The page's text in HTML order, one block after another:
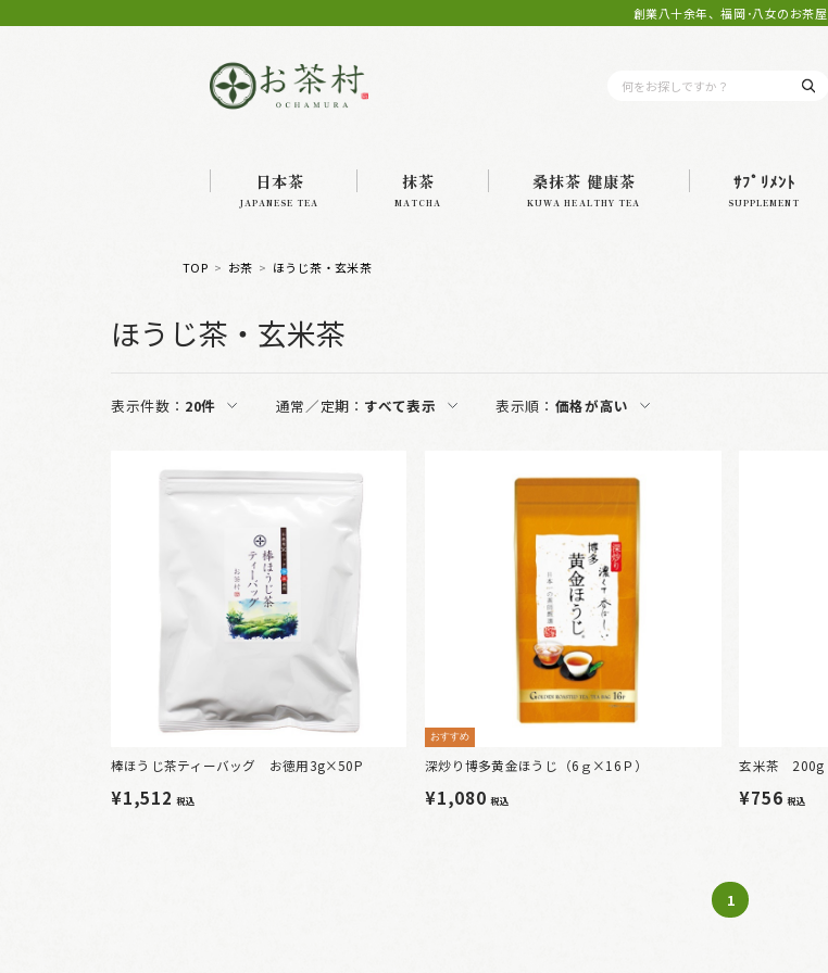
創業八十余年、福岡･八女のお茶屋
日本茶
JAPANESE TEA
抹茶
MATCHA
桑抹茶 健康茶
KUWA HEALTHY TEA
ｻﾌﾟﾘﾒﾝﾄ
SUPPLEMENT
TOP お茶 ほうじ茶・玄米茶
ほうじ茶・玄米茶
表示件数： 20件 通常／定期： すべて表示 表示順： 価格が高い
棒ほうじ茶ティーバッグ お徳用3g×50P
¥1,512税込
おすすめ
深炒り博多黄金ほうじ（6ｇ×16Ｐ）
¥1,080税込
玄米茶 200g
¥756税込
1